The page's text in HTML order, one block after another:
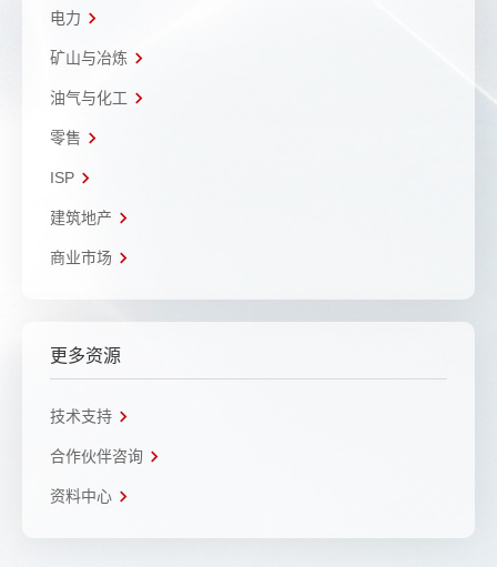
电力
矿山与冶炼
油气与化工
零售
ISP
建筑地产
商业市场
更多资源
技术支持
合作伙伴咨询
资料中心